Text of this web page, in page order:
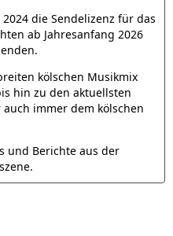
die Sendelizenz für das
ab Jahresanfang 2026
kölschen Musikmix
hin zu den aktuellsten
immer dem kölschen
und Berichte aus der